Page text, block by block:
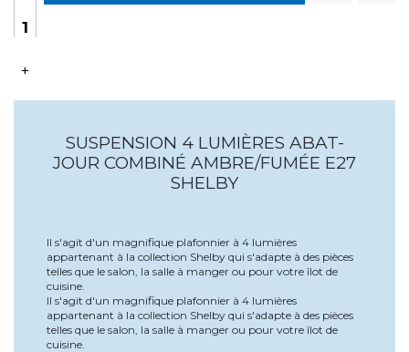
+
SUSPENSION 4 LUMIÈRES ABAT-
JOUR COMBINÉ AMBRE/FUMÉE E27
SHELBY
Il s'agit d'un magnifique plafonnier à 4 lumières
appartenant à la collection Shelby qui s'adapte à des pièces
telles que le salon, la salle à manger ou pour votre îlot de
cuisine.
Il s'agit d'un magnifique plafonnier à 4 lumières
appartenant à la collection Shelby qui s'adapte à des pièces
telles que le salon, la salle à manger ou pour votre îlot de
cuisine.